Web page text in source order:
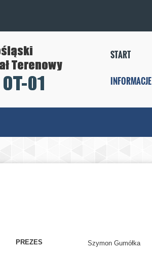
START
INFORMACJE
PREZES Szymon Gumółka